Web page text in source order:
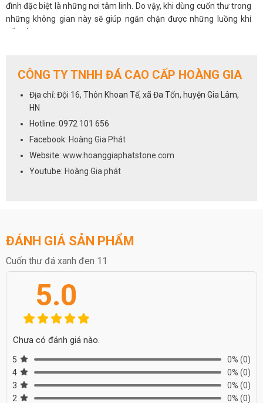
đình đặc biệt là những nơi tâm linh. Do vậy, khi dùng cuốn thư trong
những không gian này sẽ giúp ngăn chặn được những luồng khí
xấu này.
như: xanh đen hoặc xanh rêu, trắng xám... tùy thuộc vào bàn tay
thẩm mỹ luôn được đảm bảo và đặt lên hàng đầu.
Để được tư vấn và báo giá về cuốn thư đá xanh đen hãy nhanh tay
liên hệ với chúng tôi qua số hotline
CÔNG TY TNHH ĐÁ CAO CẤP HOÀNG GIA
Địa chỉ: Đội 16, Thôn Khoan Tế, xã Đa Tốn, huyện Gia Lâm,
HN
Hotline: 0972 101 656
Facebook: Hoàng Gia Phát
Website: www.hoanggiaphatstone.com
Youtube: Hoàng Gia phát
ĐÁNH GIÁ SẢN PHẨM
Cuốn thư đá xanh đen 11
5.0
Chưa có đánh giá nào.
5 0% (0)
4
0% (0)
3
0% (0)
2
0% (0)